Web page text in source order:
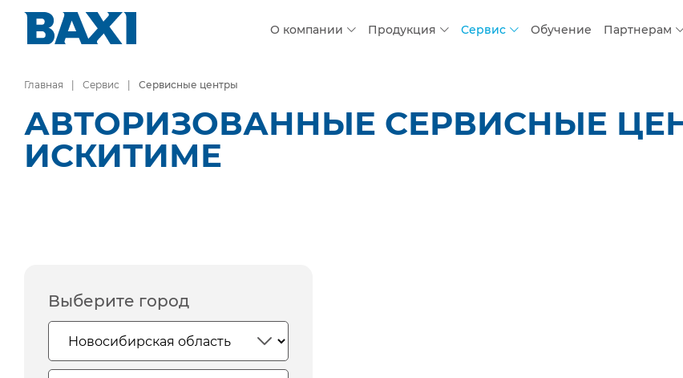
О компании Продукция Сервис Обучение Партнерам
Главная Сервис Сервисные центры
АВТОРИЗОВАННЫЕ СЕРВИСНЫЕ
ИСКИТИМЕ
Выберите город